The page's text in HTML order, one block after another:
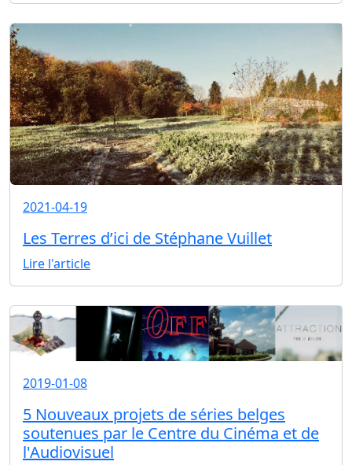
2021-04-19
Les Terres d’ici de Stéphane Vuillet
Lire l'article
2019-01-08
5 Nouveaux projets de séries belges
soutenues par le Centre du Cinéma et de
l'Audiovisuel